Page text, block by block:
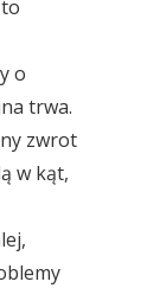
o
trwa.
zwrot
w kąt,